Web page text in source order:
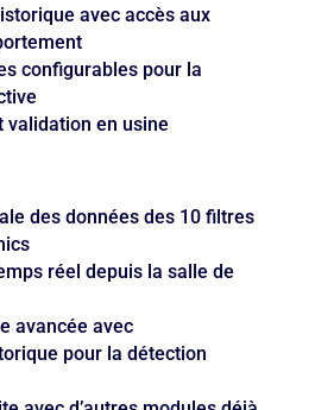
avec accès aux
configurables pour la
validation en usine
des données des 10 filtres
réel depuis la salle de
avancée avec
pour la détection